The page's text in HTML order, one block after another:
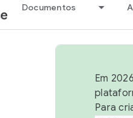
Documentos
Em
Para